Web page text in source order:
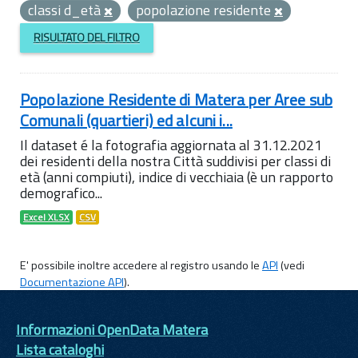
classi d_età
popolazione residente
RISULTATO DEL FILTRO
Popolazione Residente di Matera per Aree sub
Comunali (quartieri) ed alcuni i...
Il dataset é la fotografia aggiornata al 31.12.2021
dei residenti della nostra Città suddivisi per classi di
età (anni compiuti), indice di vecchiaia (è un rapporto
demografico...
Excel XLSX CSV
E' possibile inoltre accedere al registro usando leAPI(vedi
Documentazione API).
Informazioni OpenData Matera
Lista cataloghi